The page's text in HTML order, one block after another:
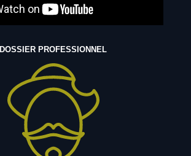
DOSSIER PROFESSIONNEL